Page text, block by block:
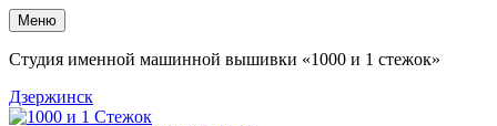
Меню
Студия именной машинной вышивки «1000 и 1 стежок»
Дзержинск